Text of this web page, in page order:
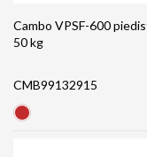
Cambo VPSF-600
50 kg
CMB99132915